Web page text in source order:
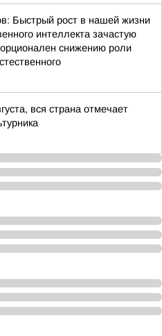
Быстрый рост в нашей жизни
интеллекта зачастую
снижению роли
вся страна отмечает